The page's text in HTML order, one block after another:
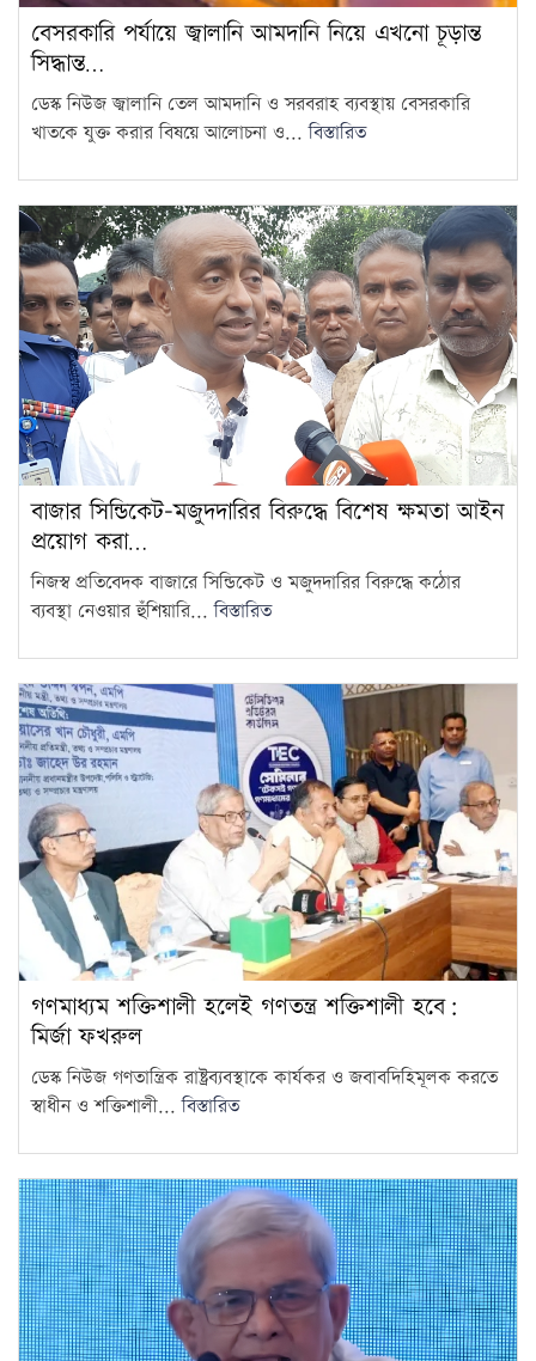
9
স্টেডিয়াম থেকে উড়ে যাওয়া বলে
সড়কে দুর্ঘটনা উরুগুয়েতে
10
বহিষ্কৃত গাজী নজরুল রাষ্ট্রপতি
নির্বাচনে ভোট দিতে পারবেন:
শিশির মনির
11
চাঁদপুরে ঝটিকা সফরে স্বাস্থ্যমন্ত্রী,
সিভিল সার্জনকে বদলির নির্দেশ
12
সারাদেশে বৃষ্টি নিয়ে বড় দুঃসংবাদ
13
রাষ্ট্রপতি নির্বাচনে অংশ নেবে
জামায়াত
14
নেপালে চিকিৎসাকাজে গাঁজা বৈধ,
কৃষকেরা
বিএনপি নেতার, সমালোচনার ঝড়
বেসরকারি পর্যায়ে জ্বালানি আমদানি নিয়ে এখনো চূড়ান্ত
সিদ্ধান্ত…
ডেস্ক নিউজ জ্বালানি তেল আমদানি ও সরবরাহ ব্যবস্থায় বেসরকারি
খাতকে যুক্ত করার বিষয়ে আলোচনা ও...বিস্তারিত
বাজার সিন্ডিকেট-মজুদদারির বিরুদ্ধে বিশেষ ক্ষমতা আইন
প্রয়োগ করা…
নিজস্ব প্রতিবেদক বাজারে সিন্ডিকেট ও মজুদদারির বিরুদ্ধে কঠোর
ব্যবস্থা নেওয়ার হুঁশিয়ারি...বিস্তারিত
গণমাধ্যম শক্তিশালী হলেই গণতন্ত্র শক্তিশালী হবে:
মির্জা ফখরুল
ডেস্ক নিউজ গণতান্ত্রিক রাষ্ট্রব্যবস্থাকে কার্যকর ও জবাবদিহিমূলক করতে
স্বাধীন ও শক্তিশালী...বিস্তারিত